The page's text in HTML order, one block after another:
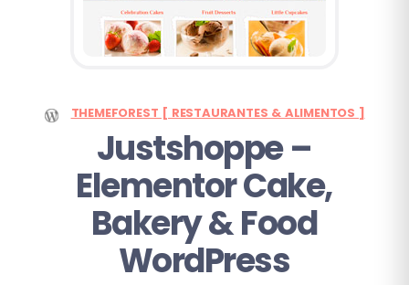
THEMEFOREST [ RESTAURANTES & ALIMENTOS ]
Justshoppe –
Elementor Cake,
Bakery & Food
WordPress